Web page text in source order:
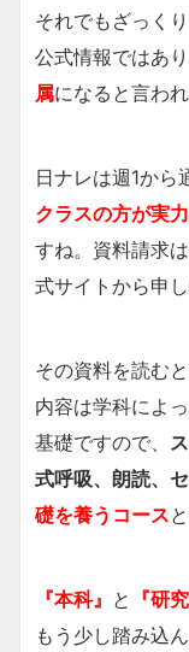
それでもざっく
公式情報ではあり
属になると言われ
日ナレは週1から
クラスの方が実
すね。資料請求
式サイトから申
その資料を読む
内容は学科によ
基礎ですので、
式呼吸、朗読、
礎を養うコース
『本科』 と 『研
もう少し踏み込